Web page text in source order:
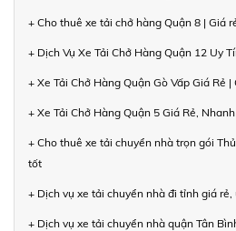
+ Cho thuê xe tải chở hàng Quận 8 | Giá
+ Dịch Vụ Xe Tải Chở Hàng Quận 12 Uy
+ Xe Tải Chở Hàng Quận Gò Vấp Giá Rẻ |
+ Xe Tải Chở Hàng Quận 5 Giá Rẻ,
+ Cho thuê xe tải chuyển nhà trọn gói
tốt
+ Dịch vụ xe tải chuyển nhà đi tỉnh giá
+ Dịch vụ xe tải chuyển nhà quận Tân